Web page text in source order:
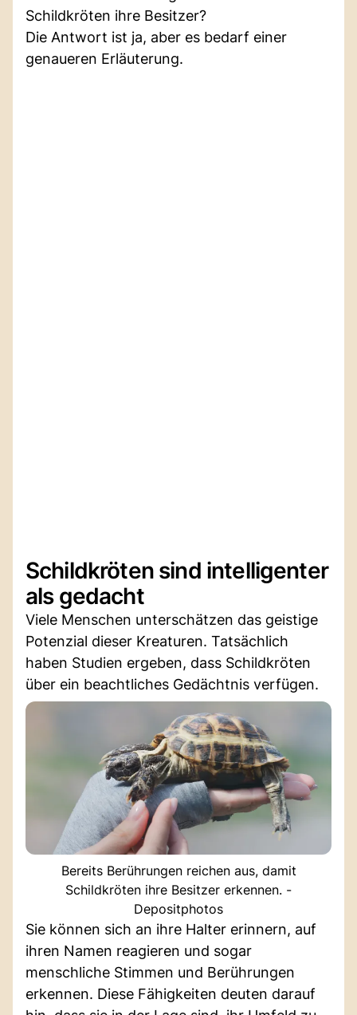
Schildkröten ihre Besitzer?
Die Antwort ist ja, aber es bedarf einer
genaueren Erläuterung.
Schildkröten sind intelligenter
als gedacht
Viele Menschen unterschätzen das geistige
Potenzial dieser Kreaturen. Tatsächlich
haben Studien ergeben, dass Schildkröten
über ein beachtliches Gedächtnis verfügen.
Bereits Berührungen reichen aus, damit
Schildkröten ihre Besitzer erkennen. -
Depositphotos
Sie können sich an ihre Halter erinnern, auf
ihren Namen reagieren und sogar
menschliche Stimmen und Berührungen
erkennen. Diese Fähigkeiten deuten darauf